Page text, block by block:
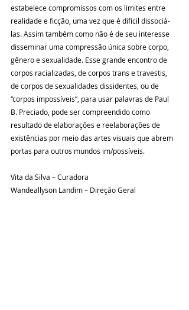
estabelece compromissos com os limites entre
realidade e ficção, uma vez que é difícil dissociá-
las. Assim também como não é de seu interesse
disseminar uma compressão única sobre corpo,
gênero e sexualidade. Esse grande encontro de
corpos racializadas, de corpos trans e travestis,
de corpos de sexualidades dissidentes, ou de
“corpos impossíveis”, para usar palavras de Paul
B. Preciado, pode ser compreendido como
resultado de elaborações e reelaborações de
existências por meio das artes visuais que abrem
portas para outros mundos im/possíveis.
Vita da Silva – Curadora
Wandeallyson Landim – Direção Geral